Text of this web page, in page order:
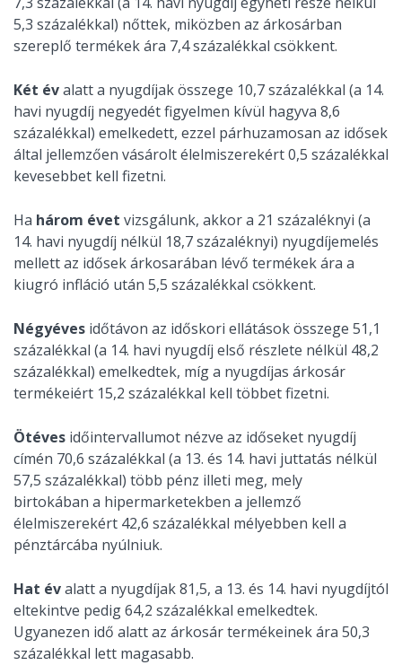
5,3 százalékkal) nőttek, miközben az árkosárban
szereplő termékek ára 7,4 százalékkal csökkent.
Két évalatt a nyugdíjak összege 10,7 százalékkal (a 14.
havi nyugdíj negyedét figyelmen kívül hagyva 8,6
százalékkal) emelkedett, ezzel párhuzamosan az idősek
által jellemzően vásárolt élelmiszerekért 0,5 százalékkal
kevesebbet kell fizetni.
Ha három évet vizsgálunk, akkor a 21 százaléknyi (a
14. havi nyugdíj nélkül 18,7 százaléknyi) nyugdíjemelés
mellett az idősek árkosarában lévő termékek ára a
kiugró infláció után 5,5 százalékkal csökkent.
Négyéves időtávon az időskori ellátások összege 51,1
százalékkal (a 14. havi nyugdíj első részlete nélkül 48,2
százalékkal) emelkedtek, míg a nyugdíjas árkosár
termékeiért 15,2 százalékkal kell többet fizetni.
Ötéves időintervallumot nézve az időseket nyugdíj
címén 70,6 százalékkal (a 13. és 14. havi juttatás nélkül
57,5 százalékkal) több pénz illeti meg, mely
birtokában a hipermarketekben a jellemző
élelmiszerekért 42,6 százalékkal mélyebben kell a
pénztárcába nyúlniuk.
Hat évalatt a nyugdíjak 81,5, a 13. és 14. havi nyugdíjtól
eltekintve pedig 64,2 százalékkal emelkedtek.
Ugyanezen idő alatt az árkosár termékeinek ára 50,3
százalékkal lett magasabb.